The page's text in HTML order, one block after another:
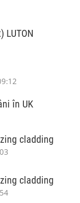
LUTON
în UK
cladding
cladding